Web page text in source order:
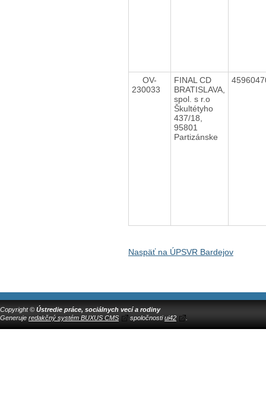
OV-
230033
FINAL CD
BRATISLAVA,
spol. s r.o
Škultétyho
437/18,
95801
Partizánske
Naspäť na ÚPSVR Bardejov
Copyright © Ústredie práce, sociálnych vecí a rodiny
Generuje redakčný systém BUXUS CMS spoločnostiui42